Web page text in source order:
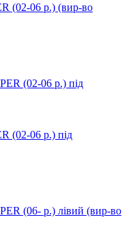
(02-06 р.) (вир-во
(02-06 р.) під